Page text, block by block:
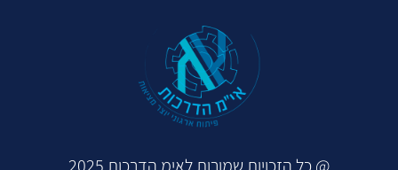
@ כל הזכויות שמורות לאימ הדרכות 2025